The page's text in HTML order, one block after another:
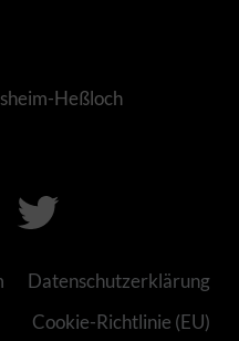
Heßloch
Datenschutzerklärung
Cookie-Richtlinie (EU)